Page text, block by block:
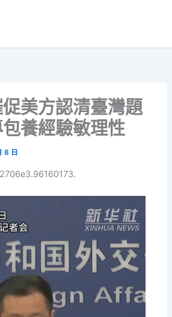
美方認清臺灣題
包養經驗敏理性
8 日